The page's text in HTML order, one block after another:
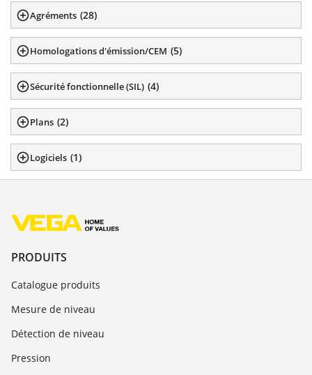
Agréments (28)
Homologations d'émission/CEM (5)
Sécurité fonctionnelle (SIL) (4)
Plans (2)
Logiciels (1)
PRODUITS
Catalogue produits
Mesure de niveau
Détection de niveau
Pression